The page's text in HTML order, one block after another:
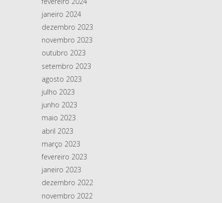
janeiro 2024
dezembro 2023
novembro 2023
outubro 2023
setembro 2023
agosto 2023
julho 2023
junho 2023
maio 2023
abril 2023
março 2023
fevereiro 2023
janeiro 2023
dezembro 2022
novembro 2022